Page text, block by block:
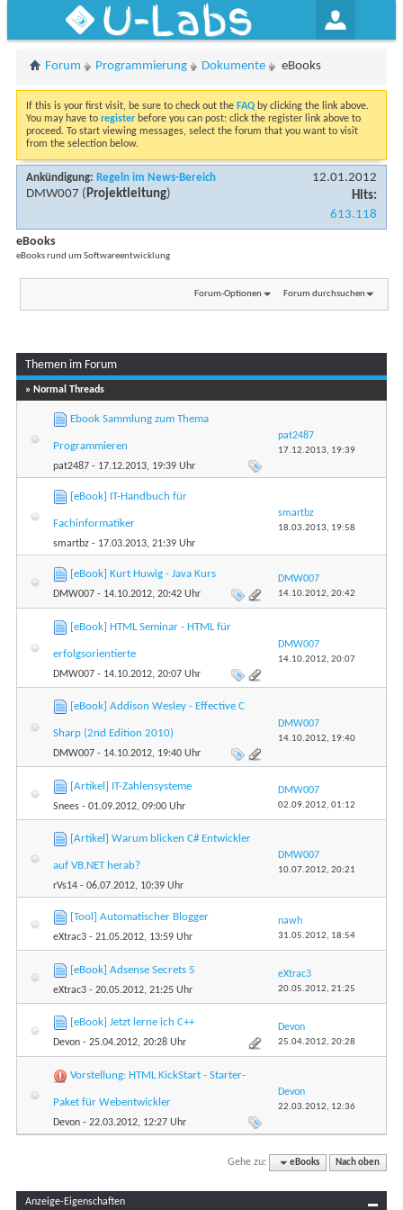
U-Labs
Forum Programmierung Dokumente eBooks
If this is your first visit, be sure to check out the FAQ by clicking the link above.
You may have to register before you can post: click the register link above to
proceed. To start viewing messages, select the forum that you want to visit
from the selection below.
Ankündigung: Regeln im News-Bereich
DMW007 (Projektleitung)
12.01.2012
Hits:
613.118
eBooks
eBooks rund um Softwareentwicklung
Forum-Optionen Forum durchsuchen
Themen im Forum
» Normal Threads
Ebook Sammlung zum Thema
Programmieren
pat2487 - 17.12.2013, 19:39 Uhr
pat2487
17.12.2013, 19:39
[eBook] IT-Handbuch für
Fachinformatiker
smartbz - 17.03.2013, 21:39 Uhr
smartbz
18.03.2013, 19:58
[eBook] Kurt Huwig - Java Kurs
DMW007 - 14.10.2012, 20:42 Uhr
DMW007
14.10.2012, 20:42
[eBook] HTML Seminar - HTML für
erfolgsorientierte
DMW007 - 14.10.2012, 20:07 Uhr
DMW007
14.10.2012, 20:07
[eBook] Addison Wesley - Effective C
Sharp (2nd Edition 2010)
DMW007 - 14.10.2012, 19:40 Uhr
DMW007
14.10.2012, 19:40
[Artikel] IT-Zahlensysteme
Snees - 01.09.2012, 09:00 Uhr
DMW007
02.09.2012, 01:12
[Artikel] Warum blicken C# Entwickler
auf VB.NET herab?
rVs14 - 06.07.2012, 10:39 Uhr
DMW007
10.07.2012, 20:21
[Tool] Automatischer Blogger
eXtrac3 - 21.05.2012, 13:59 Uhr
nawh
31.05.2012, 18:54
[eBook] Adsense Secrets 5
eXtrac3 - 20.05.2012, 21:25 Uhr
eXtrac3
20.05.2012, 21:25
[eBook] Jetzt lerne ich C++
Devon - 25.04.2012, 20:28 Uhr
Devon
25.04.2012, 20:28
Vorstellung: HTML KickStart - Starter-
Paket für Webentwickler
Devon - 22.03.2012, 12:27 Uhr
Devon
22.03.2012, 12:36
Gehe zu: eBooks Nach oben
Anzeige-Eigenschaften